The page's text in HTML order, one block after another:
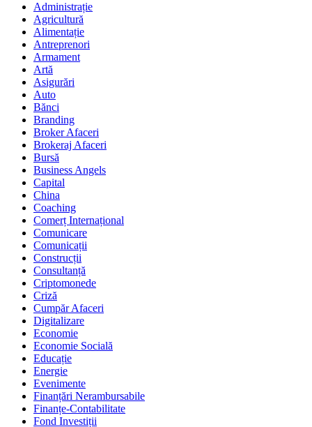
Administrație
Agricultură
Alimentație
Antreprenori
Armament
Artă
Asigurări
Auto
Bănci
Branding
Broker Afaceri
Brokeraj Afaceri
Bursă
Business Angels
Capital
China
Coaching
Comerț Internațional
Comunicare
Comunicații
Construcții
Consultanță
Criptomonede
Criză
Cumpăr Afaceri
Digitalizare
Economie
Economie Socială
Educație
Energie
Evenimente
Finanțări Nerambursabile
Finanțe-Contabilitate
Fond Investiții